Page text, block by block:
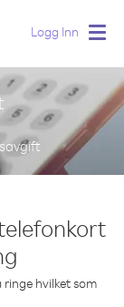
Logg Inn
hvilket som